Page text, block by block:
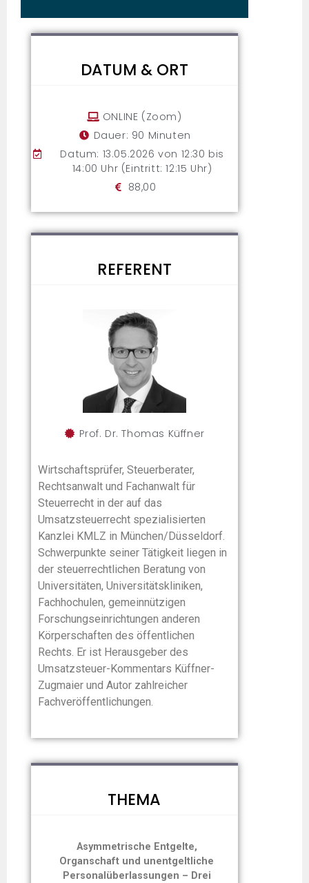
DATUM & ORT
ONLINE (Zoom)
Dauer: 90 Minuten
Datum: 13.05.2026 von 12:30 bis
14:00 Uhr (Eintritt: 12:15 Uhr)
88,00
REFERENT
Prof. Dr. Thomas Küffner
Wirtschaftsprüfer, Steuerberater,
Rechtsanwalt und Fachanwalt für
Steuerrecht in der auf das
Umsatzsteuerrecht spezialisierten
Kanzlei KMLZ in München/Düsseldorf.
Schwerpunkte seiner Tätigkeit liegen in
der steuerrechtlichen Beratung von
Universitäten, Universitätskliniken,
Fachhochulen, gemeinnützigen
Forschungseinrichtungen anderen
Körperschaften des öffentlichen
Rechts. Er ist Herausgeber des
Umsatzsteuer-Kommentars Küffner-
Zugmaier und Autor zahlreicher
Fachveröffentlichungen.
THEMA
Asymmetrische Entgelte,
Organschaft und unentgeltliche
Personalüberlassungen – Drei